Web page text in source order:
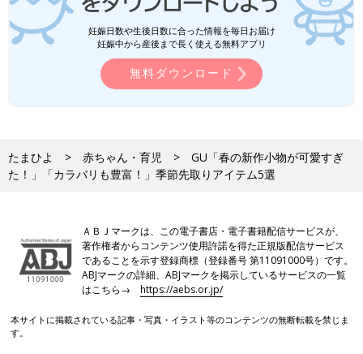
妊娠日数や生後日数に合った情報を毎日お届け
妊娠中から産後まで長く使える無料アプリ
無料ダウンロード
たまひよ 赤ちゃん・育児
GU「春の新作小物が可愛すぎ
た！」「カラバリも豊富！」季節先取りアイテム5選
ＡＢＪマークは、この電子書店・電子書籍配信サービスが、
著作権者からコンテンツ使用許諾を得た正規版配信サービス
であることを示す登録商標（登録番号 第11091000号）です。
ABJマークの詳細、ABJマークを掲示しているサービスの一覧
はこちら→https://aebs.or.jp/
本サイトに掲載されている記事・写真・イラスト等のコンテンツの無断転載を禁じま
す。